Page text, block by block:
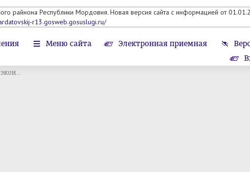
райнона Республики Мордовия. Новая версия сайта с информацией от
r13.gosweb.gosuslugi.ru/
Меню сайта Электронная приемная